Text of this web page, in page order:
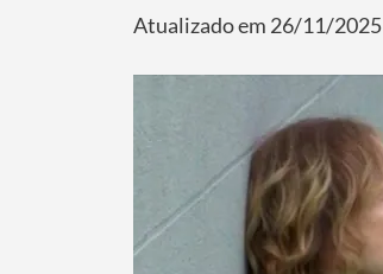
Atualizado em 26/11/2025